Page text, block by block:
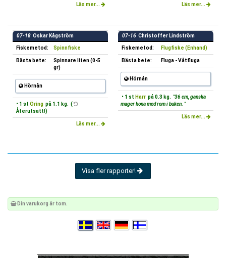
Läs mer... Läs mer...
07-18 Oskar Kågström
Fiskemetod: Spinnfiske
Bästa bete:
Spinnare liten (0-5
gr)
Hörnån
• 1 st Öring på 1.1 kg. (
Återutsatt!)
Läs mer...
07-16 Christoffer Lindström
Fiskemetod: Flugfiske (Enhand)
Bästa bete: Fluga - Våtfluga
Hörnån
• 1 st Harr på 0.3 kg. "36 cm, ganska
mager hona med rom i buken. "
Läs mer...
Visa fler rapporter!
Din varukorg är tom.